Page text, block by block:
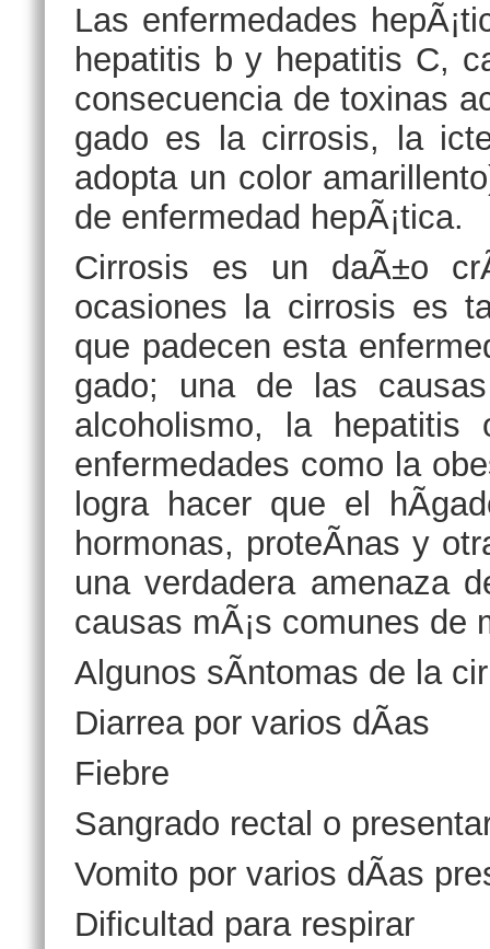
Las enfermedades
hepatitis b y hepatitis C,
consecuencia de toxinas
gado es la cirrosis, la
adopta un color
de enfermedad hepÃ¡tica.
Cirrosis es un daÃ±o
ocasiones la cirrosis es
que padecen esta
gado; una de las
alcoholismo, la
enfermedades como la
logra hacer que el
hormonas, proteÃ­nas y
una verdadera amenaza
causas mÃ¡s comunes de
Algunos sÃ­ntomas de la
Diarrea por varios dÃ­as
Fiebre
Sangrado rectal o
Vomito por varios dÃ­as
Dificultad para respirar